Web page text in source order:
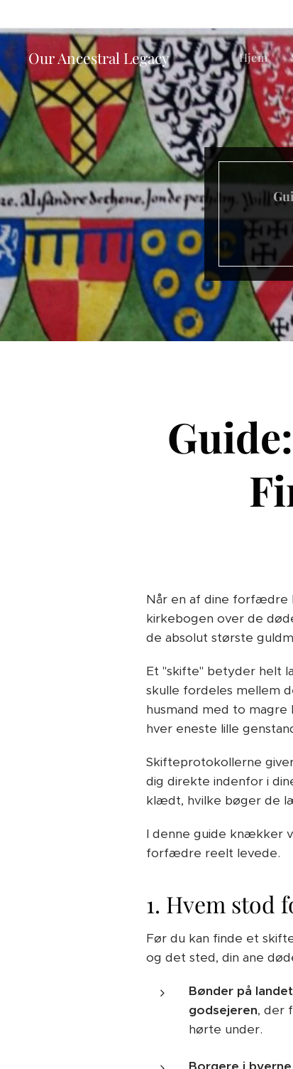
Our Ancestral Legacy Hjem
Når en af dine forfædre
kirkebogen over de
de absolut største
Et "skifte" betyder helt
skulle fordeles mellem
husmand med to
hver eneste lille
Skifteprotokollerne
dig direkte indenfor i
klædt, hvilke bøger de
I denne guide knækker
forfædre reelt levede.
1. Hvem stod
Før du kan finde et
og det sted, din ane
Bønder på
godsejeren, der
hørte under.